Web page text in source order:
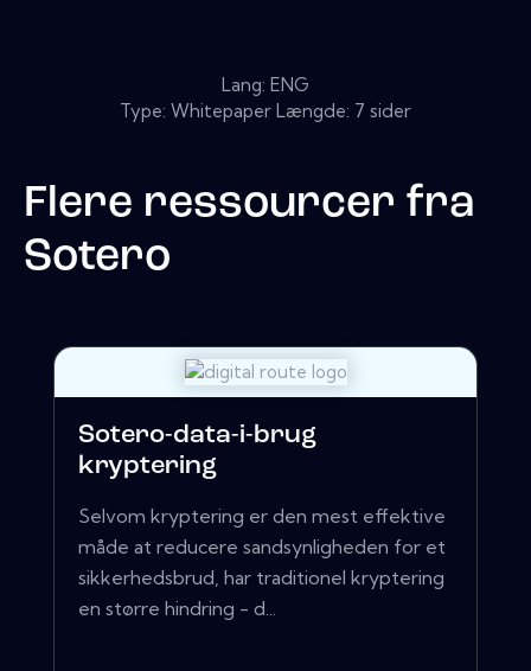
Lang: ENG
Type: Whitepaper Længde: 7 sider
Flere ressourcer fra
Sotero
Sotero-data-i-brug
kryptering
Selvom kryptering er den mest effektive
måde at reducere sandsynligheden for et
sikkerhedsbrud, har traditionel kryptering
en større hindring - d...